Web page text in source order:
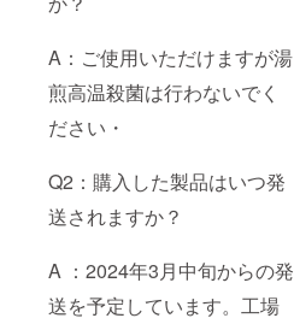
A：ご使用いただけますが湯
煎高温殺菌は行わないでく
ださい・
Q2：購入した製品はいつ発
送されますか？
A ：2024年3月中旬からの発
送を予定しています。工場